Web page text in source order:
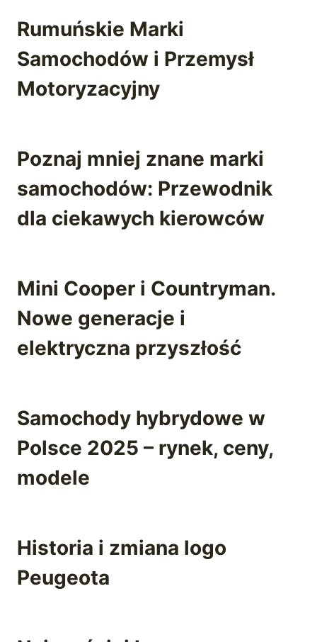
Rumuńskie Marki
Samochodów i Przemysł
Motoryzacyjny
Poznaj mniej znane marki
samochodów: Przewodnik
dla ciekawych kierowców
Mini Cooper i Countryman.
Nowe generacje i
elektryczna przyszłość
Samochody hybrydowe w
Polsce 2025 – rynek, ceny,
modele
Historia i zmiana logo
Peugeota